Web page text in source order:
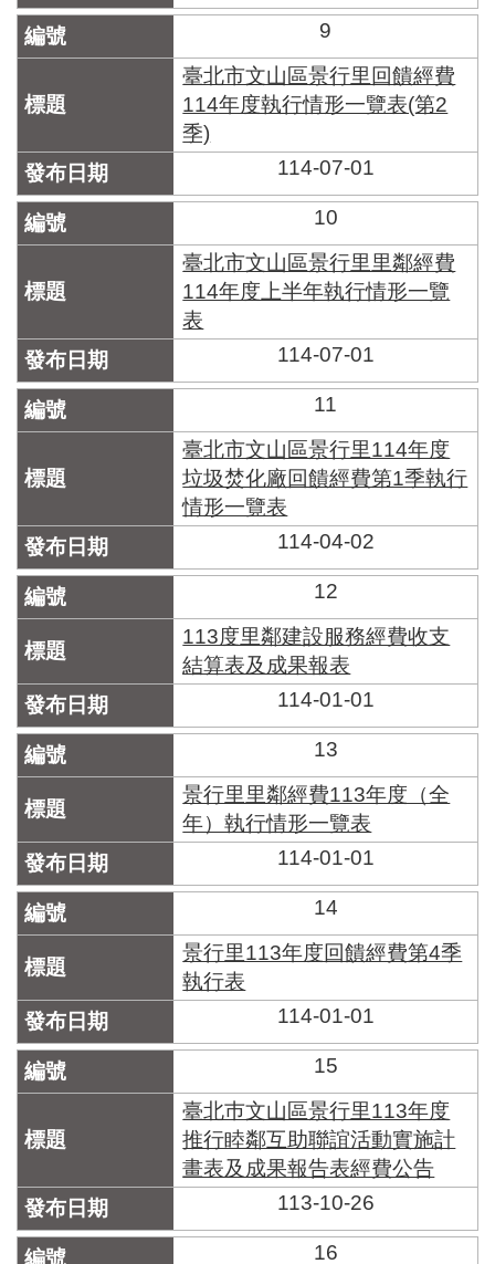
9
臺北市文山區景行里回饋經費
114年度執行情形一覽表(第2
季)
114-07-01
10
臺北市文山區景行里里鄰經費
114年度上半年執行情形一覽
表
114-07-01
11
臺北市文山區景行里114年度
垃圾焚化廠回饋經費第1季執行
情形一覽表
114-04-02
12
113度里鄰建設服務經費收支
結算表及成果報表
114-01-01
13
景行里里鄰經費113年度（全
年）執行情形一覽表
114-01-01
14
景行里113年度回饋經費第4季
執行表
114-01-01
15
臺北巿文山區景行里113年度
推行睦鄰互助聯誼活動實施計
畫表及成果報告表經費公告
113-10-26
16